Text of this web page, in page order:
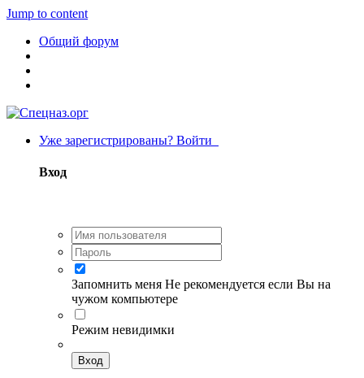
Jump to content
Общий форум
Уже зарегистрированы? Войти
Вход
Запомнить меня Не рекомендуется если Вы на
чужом компьютере
Режим невидимки
Вход